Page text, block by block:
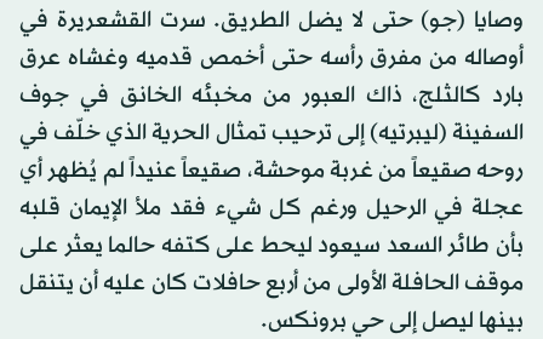
وصايا (جو) حتى لا يضل الطريق. سرت القشعريرة في
أوصاله من مفرق رأسه حتى أخمص قدميه وغشاه عرق
بارد كالثلج، ذاك العبور من مخبئه الخانق في جوف
السفينة (ليبرتيه) إلى ترحيب تمثال الحرية الذي خلّف في
روحه صقيعاً من غربة موحشة، صقيعاً عنيداً لم يُظهر أي
عجلة في الرحيل ورغم كل شيء فقد ملأ الإيمان قلبه
بأن طائر السعد سيعود ليحط على كتفه حالما يعثر على
موقف الحافلة الأولى من أربع حافلات كان عليه أن يتنقل
بينها ليصل إلى حي برونكس.